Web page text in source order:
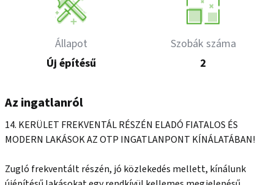
Állapot
Új építésű
Szobák száma
2
Az ingatlanról
14. KERÜLET FREKVENTÁL RÉSZÉN ELADÓ FIATALOS ÉS
MODERN LAKÁSOK AZ OTP INGATLANPONT KÍNÁLATÁBAN!
Zugló frekventált részén, jó közlekedés mellett, kínálunk